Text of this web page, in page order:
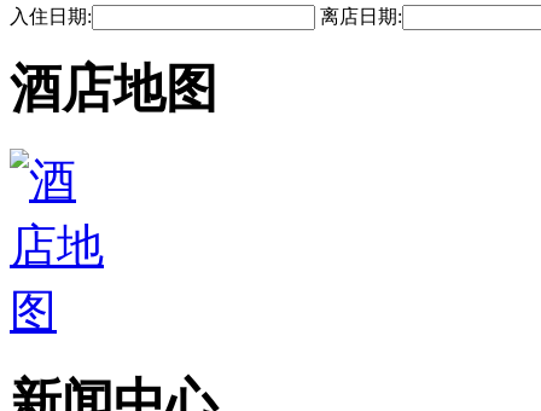
入住日期: 离店日期:
酒店地图